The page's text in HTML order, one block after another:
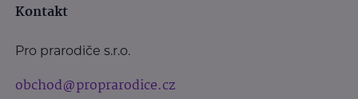
Kontakt
Pro prarodiče s.r.o.
obchod@proprarodice.cz